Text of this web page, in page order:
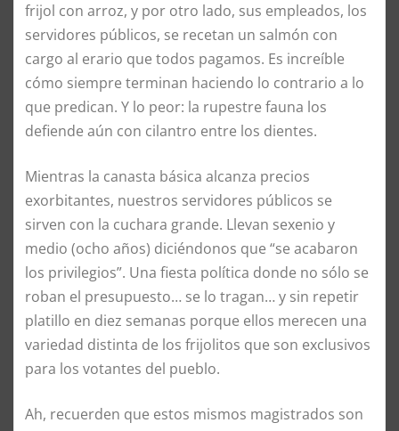
frijol con arroz, y por otro lado, sus empleados, los
servidores públicos, se recetan un salmón con
cargo al erario que todos pagamos. Es increíble
cómo siempre terminan haciendo lo contrario a lo
que predican. Y lo peor: la rupestre fauna los
defiende aún con cilantro entre los dientes.
Mientras la canasta básica alcanza precios
exorbitantes, nuestros servidores públicos se
sirven con la cuchara grande. Llevan sexenio y
medio (ocho años) diciéndonos que “se acabaron
los privilegios”. Una fiesta política donde no sólo se
roban el presupuesto… se lo tragan… y sin repetir
platillo en diez semanas porque ellos merecen una
variedad distinta de los frijolitos que son exclusivos
para los votantes del pueblo.
Ah, recuerden que estos mismos magistrados son